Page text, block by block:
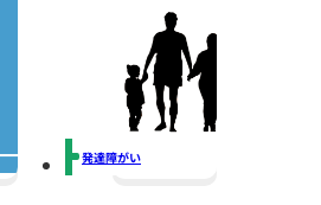
発達障がい